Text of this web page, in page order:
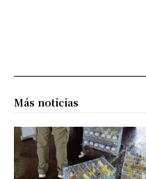
Más noticias